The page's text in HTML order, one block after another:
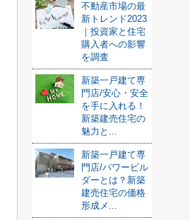
不動産市場の最
新トレンド2023
｜投資家と住宅
購入者への影響
を調査
新築一戸建て専
門店/安心・安全
を手に入れる！
新築建売住宅の
魅力と...
新築一戸建て専
門店/パワービル
ダーとは？新築
建売住宅の価格
形成メ...